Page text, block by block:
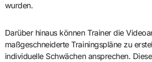
wurden.
Darüber hinaus können Trainer die
maßgeschneiderte Trainingspläne zu
individuelle Schwächen ansprechen.